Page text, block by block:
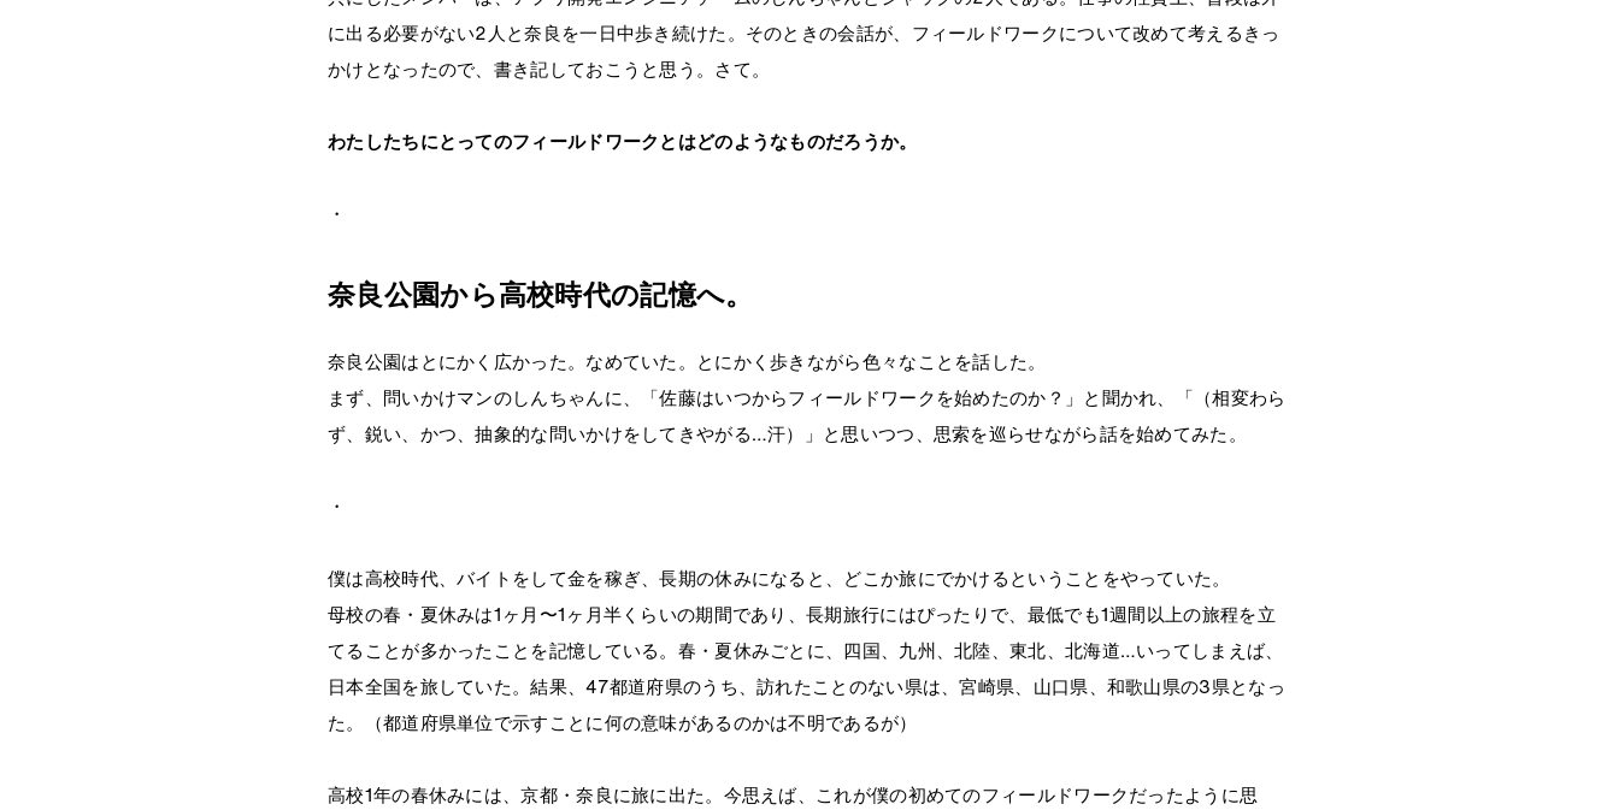
に出る必要がない2人と奈良を一日中歩き続けた。そのときの会話が、フィールドワークについて改めて考えるきっ
かけとなったので、書き記しておこうと思う。さて。
わたしたちにとってのフィールドワークとはどのようなものだろうか。
・
奈良公園から高校時代の記憶へ。
奈良公園はとにかく広かった。なめていた。とにかく歩きながら色々なことを話した。
まず、問いかけマンのしんちゃんに、「佐藤はいつからフィールドワークを始めたのか？」と聞かれ、「（相変わら
ず、鋭い、かつ、抽象的な問いかけをしてきやがる…汗）」と思いつつ、思索を巡らせながら話を始めてみた。
・
僕は高校時代、バイトをして金を稼ぎ、長期の休みになると、どこか旅にでかけるということをやっていた。
母校の春・夏休みは1ヶ月〜1ヶ月半くらいの期間であり、長期旅行にはぴったりで、最低でも1週間以上の旅程を立
てることが多かったことを記憶している。春・夏休みごとに、四国、九州、北陸、東北、北海道…いってしまえば、
日本全国を旅していた。結果、47都道府県のうち、訪れたことのない県は、宮崎県、山口県、和歌山県の3県となっ
た。（都道府県単位で示すことに何の意味があるのかは不明であるが）
高校1年の春休みには、京都・奈良に旅に出た。今思えば、これが僕の初めてのフィールドワークだったように思